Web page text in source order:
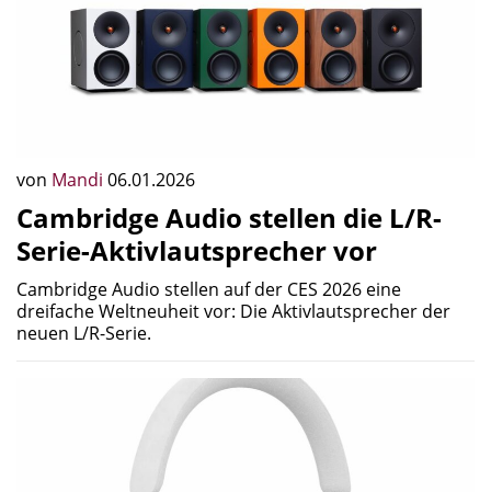
von Mandi 06.01.2026
Cambridge Audio stellen die L/R-
Serie-Aktivlautsprecher vor
Cambridge Audio stellen auf der CES 2026 eine
dreifache Weltneuheit vor: Die Aktivlautsprecher der
neuen L/R-Serie.